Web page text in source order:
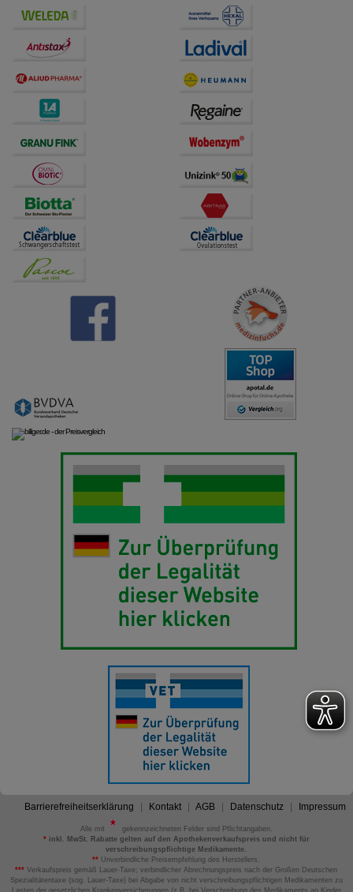
Statistik & Tracking:
Hierüber lassen sich
Informationen über die Art und Weise der Nutzung
unserer Website sammeln, mit deren Hilfe wir unsere
auf unserer Website aber auch die Werbung auf
Drittseiten möglichst relevant für Sie zu gestalten.
Bitte beachten Sie, dass Daten hierfür teilweise an
Dritte wie z.B. Google oder soziale Medien
Barrierefreiheitserklärung Kontakt AGB Datenschutz Impressum
Alle mit
gekennzeichneten Felder sind Pflichtangaben.
*inkl. MwSt. Rabatte gelten auf den Apothekenverkaufspreis und nicht für
verschreibungspflichtige Medikamente.
** Unverbindliche Preisempfehlung des Herstellers.
*** Verkaufspreis gemäß Lauer-Taxe; verbindlicher Abrechnungspreis nach der Großen Deutschen
Spezialitätentaxe (sog. Lauer-Taxe) bei Abgabe von nicht verschreibungspflichtigen Medikamenten zu
Lasten der gesetzlichen Krankenversicherungen (z.B. bei Verschreibung des Medikaments an Kinder